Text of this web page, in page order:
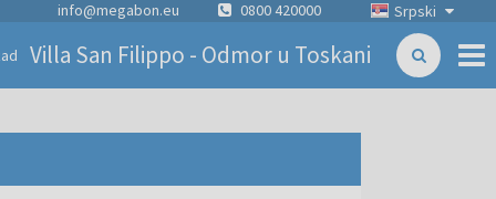
Srpski
info@megabon.eu 0800 420000
Villa San Filippo - Odmor u Toskani